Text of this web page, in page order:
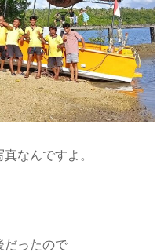
なんですよ。
だったので